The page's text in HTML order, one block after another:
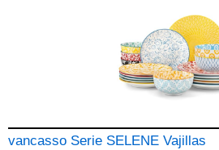
vancasso Serie SELENE Vajillas